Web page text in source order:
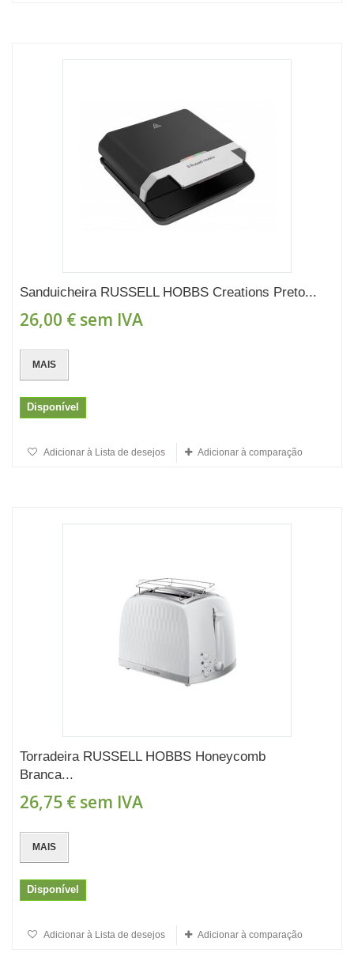
Sanduicheira RUSSELL HOBBS Creations Preto...
26,00 € sem IVA
MAIS
Disponível
Adicionar à Lista de desejos Adicionar à comparação
Torradeira RUSSELL HOBBS Honeycomb
Branca...
26,75 € sem IVA
MAIS
Disponível
Adicionar à Lista de desejos Adicionar à comparação